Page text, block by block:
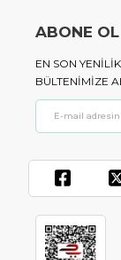
ABONE OL
EN SON
BÜLTENIMIZE